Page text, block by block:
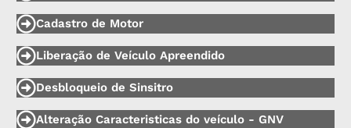
Cadastro de Motor
Liberação de Veículo Apreendido
Desbloqueio de Sinsitro
Alteração Caracteristicas do veículo - GNV